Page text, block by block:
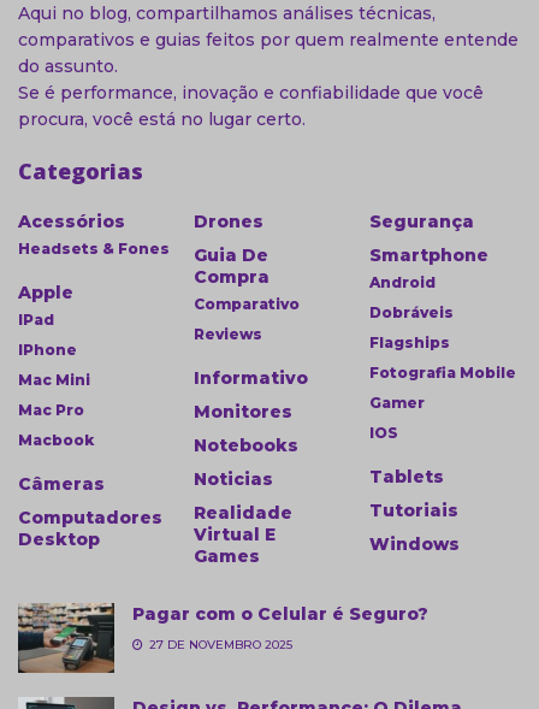
Aqui no blog, compartilhamos análises técnicas,
comparativos e guias feitos por quem realmente entende
do assunto.
Se é performance, inovação e confiabilidade que você
procura, você está no lugar certo.
Categorias
Acessórios
Headsets & Fones
Apple
IPad
IPhone
Mac Mini
Mac Pro
Macbook
Câmeras
Computadores
Desktop
Drones
Guia De
Compra
Comparativo
Reviews
Informativo
Monitores
Notebooks
Noticias
Realidade
Virtual E
Games
Segurança
Smartphone
Android
Dobráveis
Flagships
Fotografia Mobile
Gamer
IOS
Tablets
Tutoriais
Windows
Pagar com o Celular é Seguro?
27 DE NOVEMBRO 2025